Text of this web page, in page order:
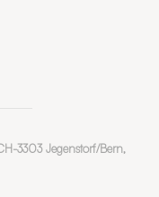
3303 Jegenstorf/Bern,